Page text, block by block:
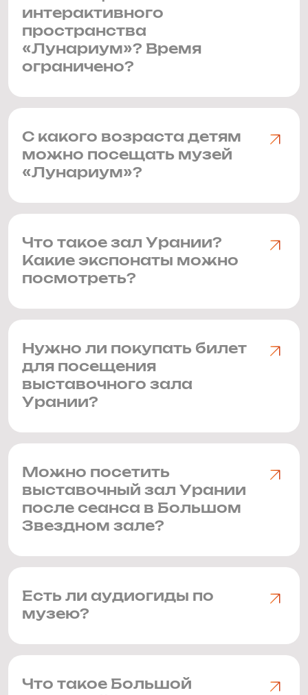
интерактивного
пространства
«Лунариум»? Время
ограничено?
С какого возраста детям
можно посещать музей
«Лунариум»?
Что такое зал Урании?
Какие экспонаты можно
посмотреть?
Нужно ли покупать билет
для посещения
выставочного зала
Урании?
Можно посетить
выставочный зал Урании
после сеанса в Большом
Звездном зале?
Есть ли аудиогиды по
музею?
Что такое Большой